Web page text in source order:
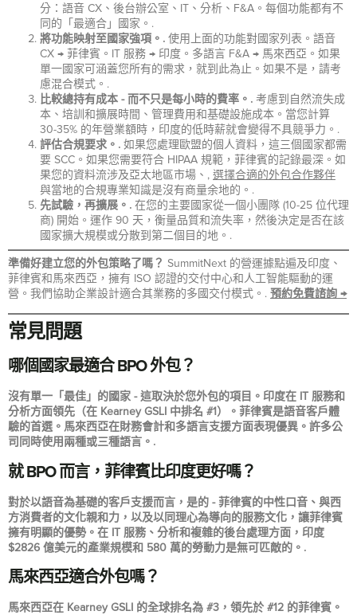
分：語音 CX、後台辦公室、IT、分析、F&A。每個功能都有不
同的「最適合」國家。.
將功能映射至國家強項。. 使用上面的功能對國家列表。語音
CX → 菲律賓。IT 服務 → 印度。多語言 F&A → 馬來西亞。如果
單一國家可涵蓋您所有的需求，就到此為止。如果不是，請考
慮混合模式。.
比較總持有成本 - 而不只是每小時的費率。. 考慮到自然流失成
本、培訓和擴展時間、管理費用和基礎設施成本。當您計算
30-35% 的年營業額時，印度的低時薪就會變得不具競爭力。.
評估合規要求。. 如果您處理歐盟的個人資料，這三個國家都需
要 SCC。如果您需要符合 HIPAA 規範，菲律賓的記錄最深。如
果您的資料流涉及亞太地區市場、, 選擇合適的外包合作夥伴
與當地的合規專業知識是沒有商量余地的。.
先試驗，再擴展。. 在您的主要國家從一個小團隊 (10-25 位代理
商) 開始。運作 90 天，衡量品質和流失率，然後決定是否在該
國家擴大規模或分散到第二個目的地。.
準備好建立您的外包策略了嗎？ SummitNext 的營運據點遍及印度、
菲律賓和馬來西亞，擁有 ISO 認證的交付中心和人工智能驅動的運
營。我們協助企業設計適合其業務的多國交付模式。. 預約免費諮詢 →
常見問題
哪個國家最適合 BPO 外包？
沒有單一「最佳」的國家 - 這取決於您外包的項目。印度在 IT 服務和
分析方面領先（在 Kearney GSLI 中排名 #1）。菲律賓是語音客戶體
驗的首選。馬來西亞在財務會計和多語言支援方面表現優異。許多公
司同時使用兩種或三種語言。.
就 BPO 而言，菲律賓比印度更好嗎？
對於以語音為基礎的客戶支援而言，是的 - 菲律賓的中性口音、與西
方消費者的文化親和力，以及以同理心為導向的服務文化，讓菲律賓
擁有明顯的優勢。在 IT 服務、分析和複雜的後台處理方面，印度
$2826 億美元的產業規模和 580 萬的勞動力是無可匹敵的。.
馬來西亞適合外包嗎？
馬來西亞在 Kearney GSLI 的全球排名為 #3，領先於 #12 的菲律賓。